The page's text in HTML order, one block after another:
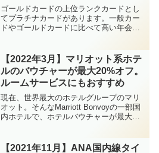
ービスまとめ
ゴールドカードの上位ランクカードとし
てプラチナカードがあります。一般カー
ドやゴールドカードに比べて高い年会費
況によっては検討の価値があるカードで
す。きのすけインビテーシ...
【2022年3月】マリオット系ホテ
ルのバウチャーが最大20%オフ。
ルームサービスにもおすすめ
現在、世界最大のホテルグループのマリ
オット。そんなMarriott Bonvoyの一部国
内ホテルで、ホテルバウチャーが最大
に10日ほどかかりますが、憧れのホテル
【2021年11月】ANA国内線タイ